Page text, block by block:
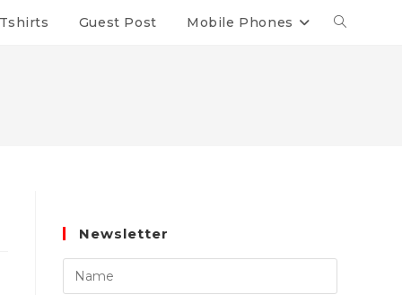
Guest Post Mobile Phones
Newsletter